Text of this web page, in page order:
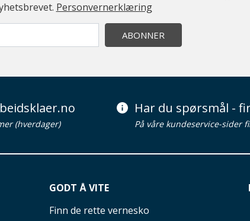
Personvernerklæring
ABONNER
(hverdager)
Har du spørsmål -
På våre kundeservice-sider
GODT Å VITE
Finn de rette vernesko